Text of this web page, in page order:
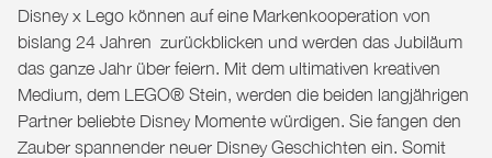
Disneyx Lego können auf eine Markenkooperation von
bislang 24 Jahren zurückblicken und werden das Jubiläum
das ganze Jahr über feiern. Mit dem ultimativen kreativen
Medium, dem LEGO® Stein, werden die beiden langjährigen
Partner beliebte Disney Momente würdigen. Sie fangen den
Zauber spannender neuer Disney Geschichten ein. Somit